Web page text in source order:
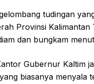
tudingan
Provinsi
dan bungkam
Gubernur Kaltim
biasanya menyala